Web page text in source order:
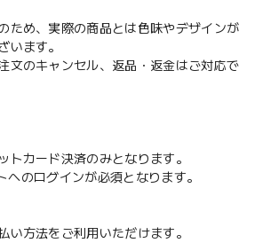
ため、実際の商品とは色味やデザインが
います。
文のキャンセル、返品・返金はご対応で
トカード決済のみとなります。
へのログインが必須となります。
い方法をご利用いただけます。